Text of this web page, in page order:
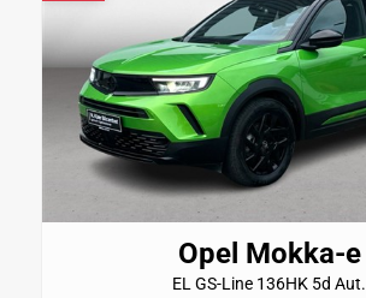
Opel Mokka-e
EL GS-Line 136HK 5d Aut.